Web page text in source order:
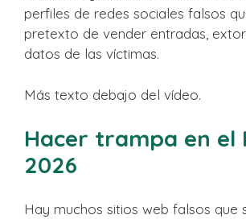
perfiles de redes sociales falsos
pretexto de vender entradas,
datos de las víctimas.
Más texto debajo del vídeo.
Hacer trampa en el
2026
Hay muchos sitios web falsos que